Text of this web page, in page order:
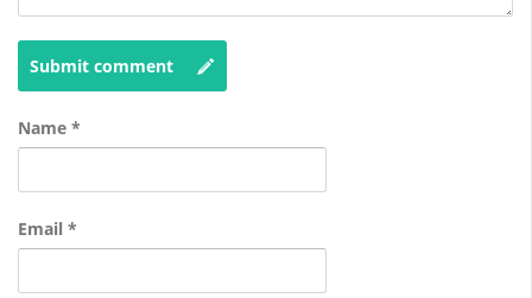
Submit comment
Name *
Email *